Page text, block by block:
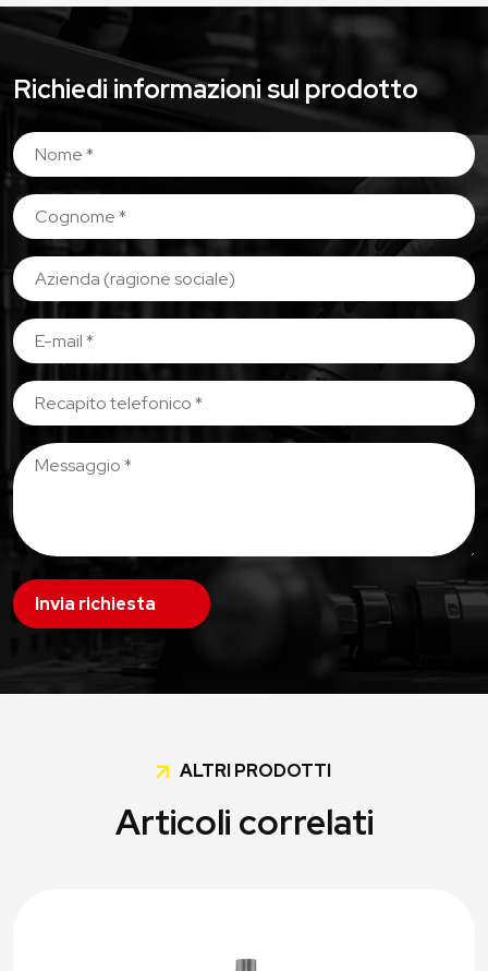
Richiedi informazioni sul prodotto
Invia richiesta
ALTRI PRODOTTI
Articoli correlati